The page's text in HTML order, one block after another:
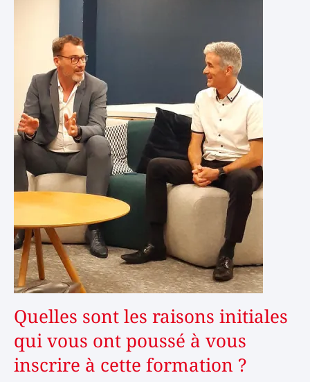
Quelles sont les raisons initiales
qui vous ont poussé à vous
inscrire à cette formation ?